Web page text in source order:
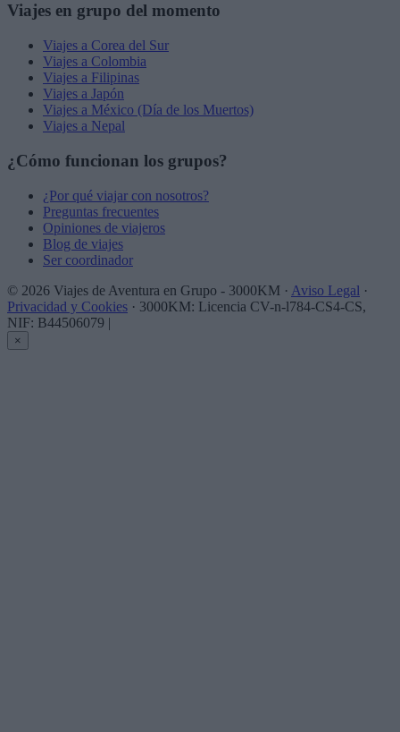
Viajes en grupo del momento
Viajes a Corea del Sur
Viajes a Colombia
Viajes a Filipinas
Viajes a Japón
Viajes a México (Día de los Muertos)
Viajes a Nepal
¿Cómo funcionan los grupos?
¿Por qué viajar con nosotros?
Preguntas frecuentes
Opiniones de viajeros
Blog de viajes
Ser coordinador
© 2026 Viajes de Aventura en Grupo - 3000KM · Aviso Legal ·
Privacidad y Cookies · 3000KM: Licencia CV-n-l784-CS4-CS,
NIF: B44506079 |
×